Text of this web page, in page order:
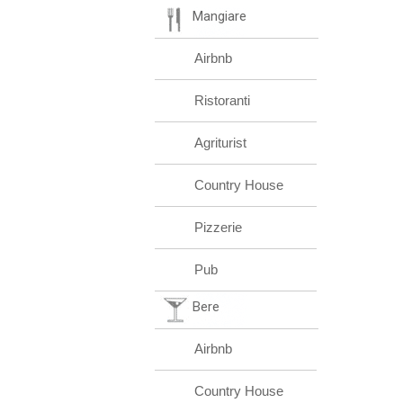
Mangiare
Airbnb
Ristoranti
Agriturist
Country House
Pizzerie
Pub
Bere
Airbnb
Country House